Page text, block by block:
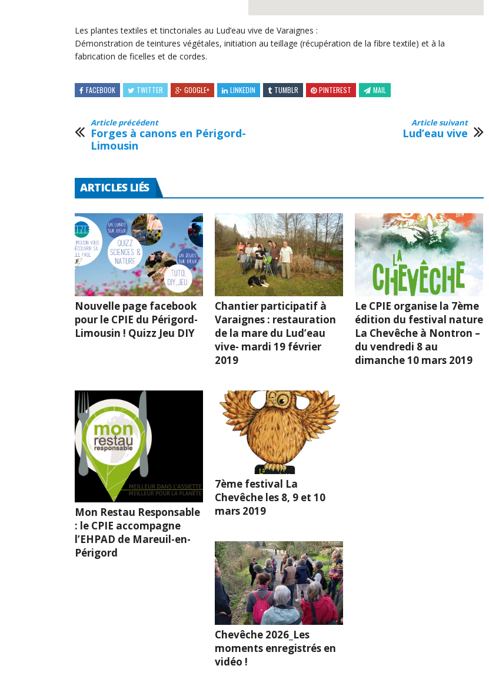
Les plantes textiles et tinctoriales au Lud’eau vive de Varaignes :
Démonstration de teintures végétales, initiation au teillage (récupération de la fibre textile) et à la
fabrication de ficelles et de cordes.
FACEBOOK TWITTER GOOGLE+ LINKEDIN TUMBLR PINTEREST MAIL
Article précédent
Forges à canons en Périgord-
Limousin
Article suivant
Lud’eau vive
ARTICLES LIÉS
Nouvelle page facebook
pour le CPIE du Périgord-
Limousin ! Quizz Jeu DIY
Chantier participatif à
Varaignes : restauration
de la mare du Lud’eau
vive- mardi 19 février
2019
Le CPIE organise la 7ème
édition du festival nature
La Chevêche à Nontron –
du vendredi 8 au
dimanche 10 mars 2019
Mon Restau Responsable
: le CPIE accompagne
l’EHPAD de Mareuil-en-
Périgord
7ème festival La
Chevêche les 8, 9 et 10
mars 2019
Chevêche 2026_Les
moments enregistrés en
vidéo !